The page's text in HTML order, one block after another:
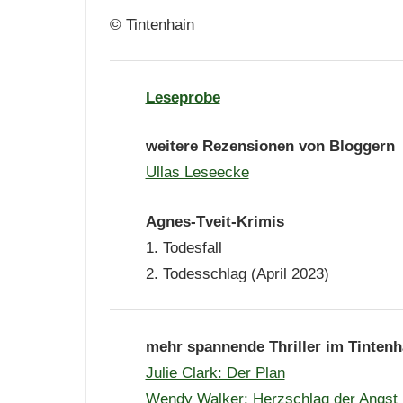
© Tintenhain
Leseprobe
weitere Rezensionen von Bloggern
Ullas Leseecke
Agnes-Tveit-Krimis
1. Todesfall
2. Todesschlag (April 2023)
mehr spannende Thriller im
Julie Clark: Der Plan
Wendy Walker: Herzschlag der Angst